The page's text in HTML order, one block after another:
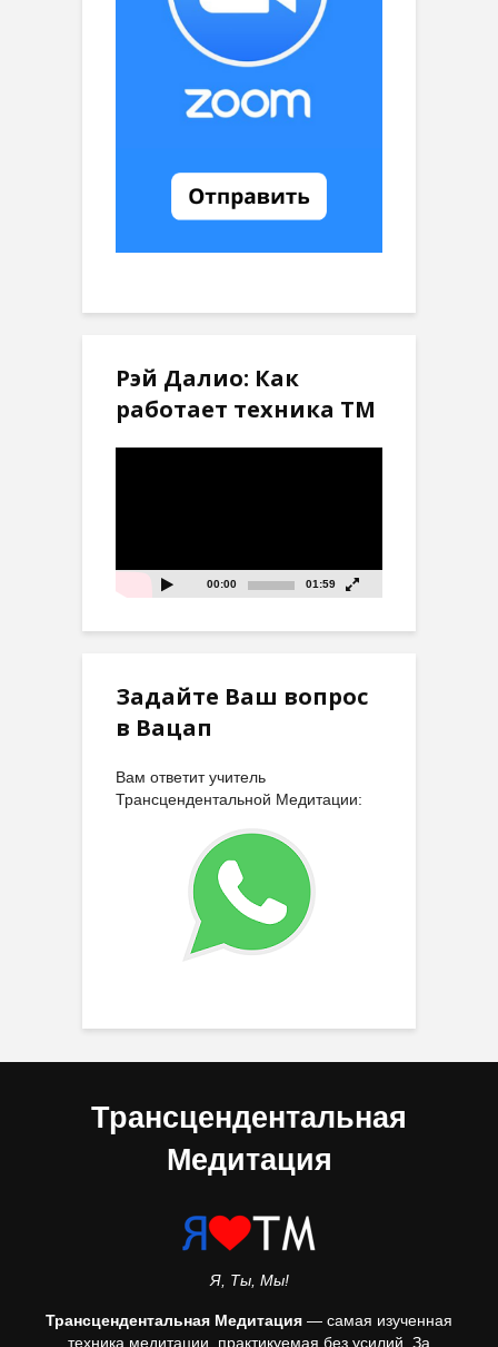
Рэй Далио: Как
работает техника ТМ
00:00 01:59
Задайте Ваш вопрос
в Вацап
Вам ответит учитель
Трансцендентальной Медитации:
Трансцендентальная
Медитация
Я, Ты, Мы!
Трансцендентальная Медитация — самая изученная
техника медитации, практикуемая без усилий. За